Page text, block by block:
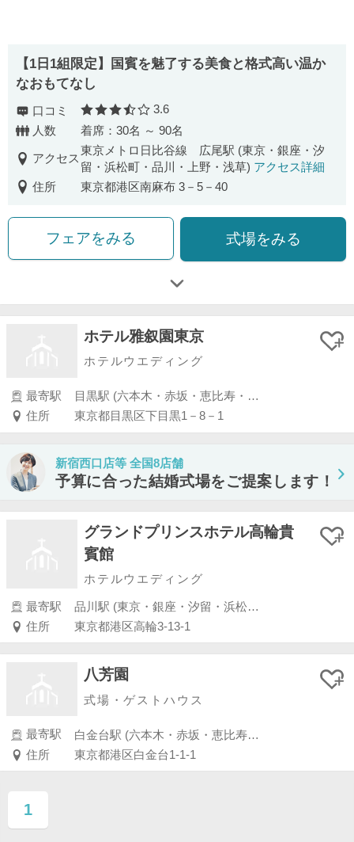
【1日1組限定】国賓を魅了する美食と格式高い温か
なおもてなし
口コミ 口コミ評価
3.6
人数
着席：30名 ～ 90名
アクセス
東京メトロ日比谷線 広尾駅 (東京・銀座・汐
留・浜松町・品川・上野・浅草) アクセス詳細
住所
東京都港区南麻布 3－5－40
フェアをみる 式場をみる
ホテル雅叙園東京
ホテルウエディング
最寄駅
目黒駅 (六本木・赤坂・恵比寿・白金)
住所
東京都目黒区下目黒1－8－1
新宿西口店等 全国8店舗
予算に合った結婚式場をご提案します！
グランドプリンスホテル高輪貴
賓館
ホテルウエディング
最寄駅
品川駅 (東京・銀座・汐留・浜松町・品川・上野・浅草)
住所
東京都港区高輪3-13-1
八芳園
式場・ゲストハウス
最寄駅
白金台駅 (六本木・赤坂・恵比寿・白金)
住所
東京都港区白金台1-1-1
1
ページ目